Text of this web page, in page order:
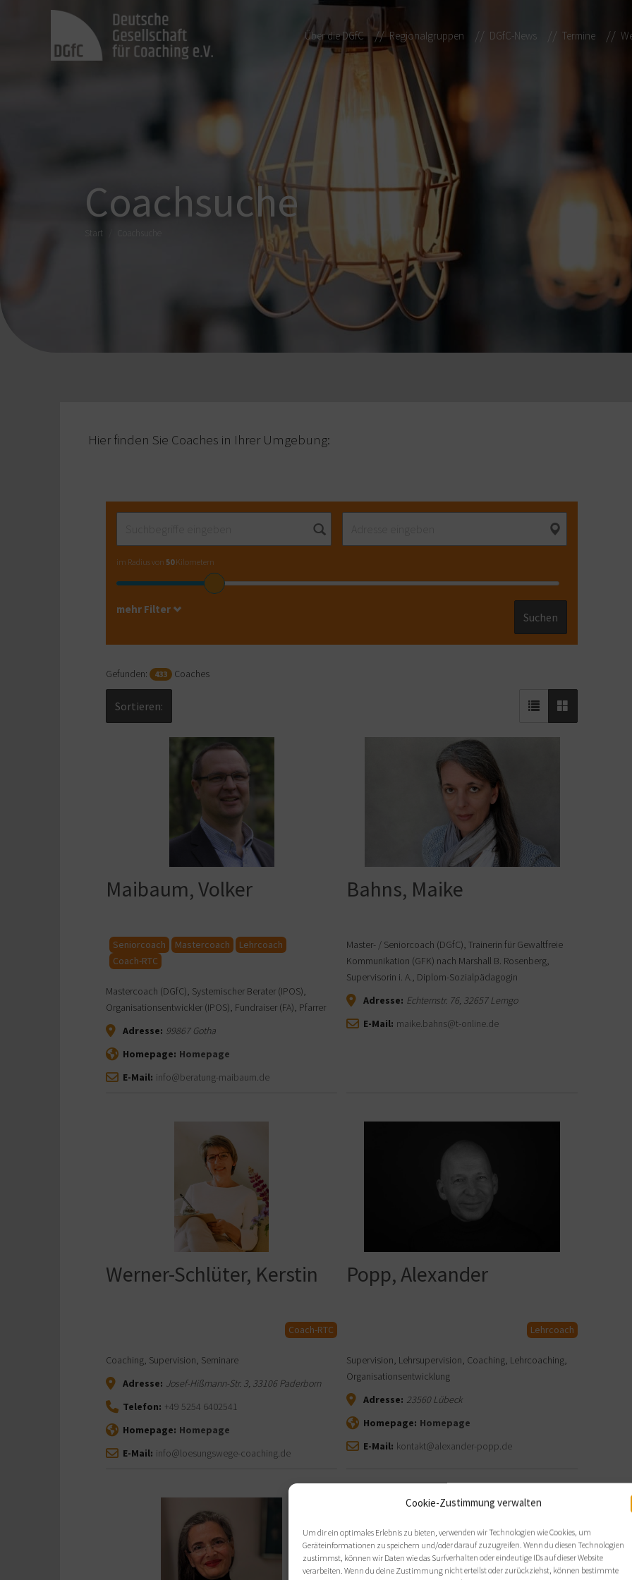
Cookie-Zustimmung verwalten
Um dir ein optimales Erlebnis zu bieten, verwenden wir Technologien wie Cookies, um
Geräteinformationen zu speichern und/oder darauf zuzugreifen. Wenn du diesen Technologien
zustimmst, können wir Daten wie das Surfverhalten oder eindeutige IDs auf dieser Website
verarbeiten. Wenn du deine Zustimmung nicht erteilst oder zurückziehst, können bestimmte
Über die DGfC Regionalgruppen DGfC-News Termine
Coachsuche
Sie befinden sich hier:
Start
Hier finden Sie Coaches in Ihrer Umgebung:
im Radius von 50Kilometern
Suchen
mehr Filter
Gefunden: 433 Coaches
Sortieren:
Maibaum, Volker
Seniorcoach Mastercoach
Lehrcoach
Coach-RTC
Mastercoach (DGfC), Systemischer Berater (IPOS),
Organisationsentwickler (IPOS), Fundraiser (FA), Pfarrer
Adresse: 99867Gotha
Homepage: Homepage
E-Mail: info@beratung-maibaum.de
Bahns, Maike
Master- / Seniorcoach (DGfC), Trainerin für Gewaltfreie
Kommunikation (GFK) nach Marshall B. Rosenberg,
Supervisorin i. A., Diplom-Sozialpädagogin
Adresse: Echternstr. 76, 32657Lemgo
E-Mail: maike.bahns@t-online.de
Werner-Schlüter, Kerstin
Coach-RTC
Coaching, Supervision, Seminare
Adresse: Josef-Hißmann-Str. 3, 33106Paderborn
Telefon: +49 5254 6402541
Homepage: Homepage
E-Mail: info@loesungswege-coaching.de
Popp, Alexander
Lehrcoach
Supervision, Lehrsupervision, Coaching, Lehrcoaching,
Organisationsentwicklung
Adresse: 23560Lübeck
Homepage: Homepage
E-Mail: kontakt@alexander-popp.de